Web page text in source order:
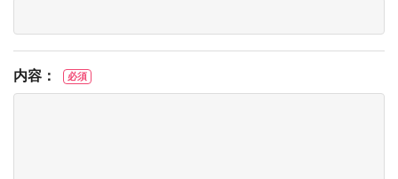
内容： 必須